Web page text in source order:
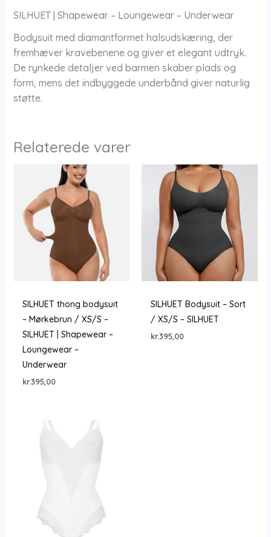
-
Underwear
antal
SILHUET | Shapewear – Loungewear – Underwear
Bodysuit med diamantformet halsudskæring, der
fremhæver kravebenene og giver et elegant udtryk.
De rynkede detaljer ved barmen skaber plads og
form, mens det indbyggede underbånd giver naturlig
støtte.
Relaterede varer
SILHUET thong bodysuit
– Mørkebrun / XS/S –
SILHUET | Shapewear –
Loungewear –
Underwear
kr.395,00
SILHUET Bodysuit – Sort
/ XS/S – SILHUET
kr.395,00